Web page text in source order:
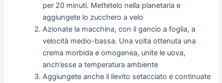
per 20 minuti. Mettetelo nella planetaria e
aggiungete lo zucchero a velo
Azionate la macchina, con il gancio a foglia, a
velocità medio-bassa. Una volta ottenuta una
crema morbida e omogenea, unite le uova,
anch’esse a temperatura ambiente
Aggiungete anche il lievito setacciato e continuate